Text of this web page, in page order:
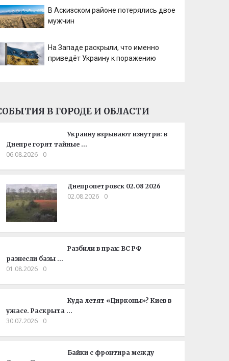
В Аскизском районе потерялись двое
мужчин
На Западе раскрыли, что именно
приведёт Украину к поражению
В ГОРОДЕ И ОБЛАСТИ
Украину взрывают изнутри: в
Днепре горят тайные …
06.08.2026 0
Днепропетровск 02.08 2026
02.08.2026 0
Разбили в прах: ВС РФ
разнесли базы …
01.08.2026 0
Куда летят «Цирконы»? Киев в
ужасе. Раскрыта …
30.07.2026 0
Байки с фронтира между